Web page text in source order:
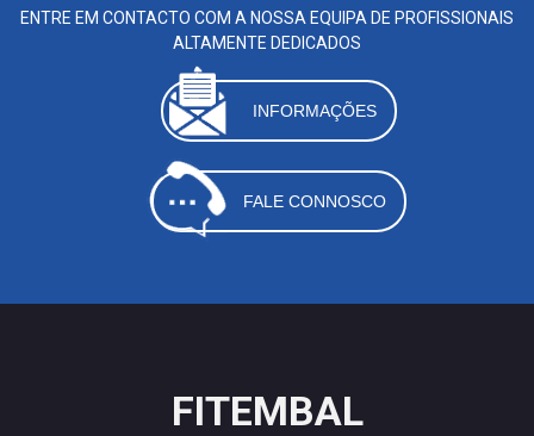
ENTRE EM CONTACTO COM A NOSSA EQUIPA DE PROFISSIONAIS
ALTAMENTE DEDICADOS
INFORMAÇÕES
FALE CONNOSCO
FITEMBAL